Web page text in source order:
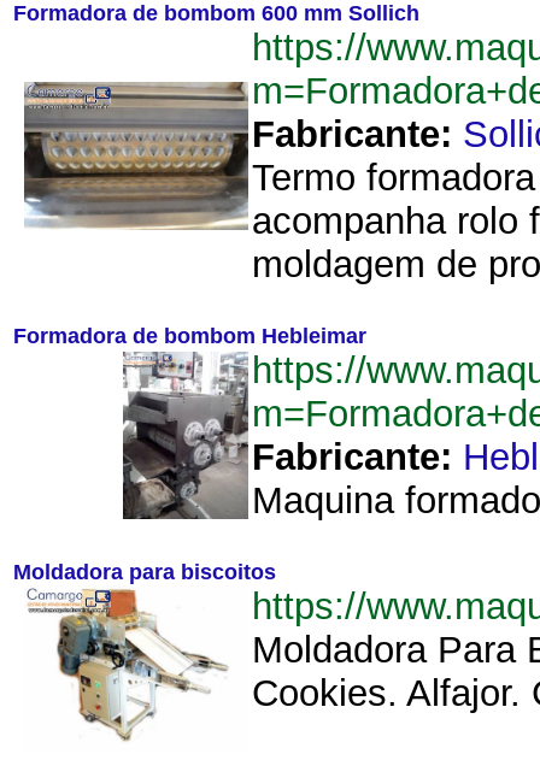
Formadora de bombom 600 mm Sollich
https://
Fabricante:
Termo
acompanha rolo
moldagem de
Formadora de bombom Hebleimar
https://
Fabricante:
Maquina
Moldadora para biscoitos
https://
Moldadora Para
Cookies. Alfajor.